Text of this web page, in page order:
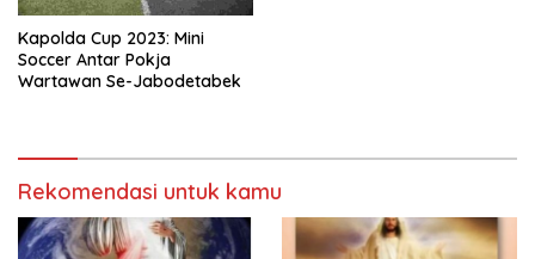
Kapolda Cup 2023: Mini
Soccer Antar Pokja
Wartawan Se-Jabodetabek
Rekomendasi untuk kamu